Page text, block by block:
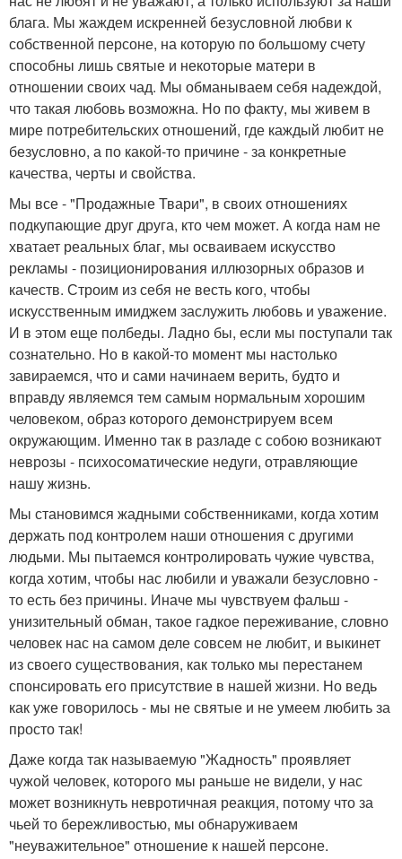
блага. Мы жаждем искренней безусловной любви к
собственной персоне, на которую по большому счету
способны лишь святые и некоторые матери в
отношении своих чад. Мы обманываем себя надеждой,
что такая любовь возможна. Но по факту, мы живем в
мире потребительских отношений, где каждый любит не
безусловно, а по какой-то причине - за конкретные
качества, черты и свойства.
Мы все - "Продажные Твари", в своих отношениях
подкупающие друг друга, кто чем может. А когда нам не
хватает реальных благ, мы осваиваем искусство
рекламы - позиционирования иллюзорных образов и
качеств. Строим из себя не весть кого, чтобы
искусственным имиджем заслужить любовь и уважение.
И в этом еще полбеды. Ладно бы, если мы поступали так
сознательно. Но в какой-то момент мы настолько
завираемся, что и сами начинаем верить, будто и
вправду являемся тем самым нормальным хорошим
человеком, образ которого демонстрируем всем
окружающим. Именно так в разладе с собою возникают
неврозы - психосоматические недуги, отравляющие
нашу жизнь.
Мы становимся жадными собственниками, когда хотим
держать под контролем наши отношения с другими
людьми. Мы пытаемся контролировать чужие чувства,
когда хотим, чтобы нас любили и уважали безусловно -
то есть без причины. Иначе мы чувствуем фальш -
унизительный обман, такое гадкое переживание, словно
человек нас на самом деле совсем не любит, и выкинет
из своего существования, как только мы перестанем
спонсировать его присутствие в нашей жизни. Но ведь
как уже говорилось - мы не святые и не умеем любить за
просто так!
Даже когда так называемую "Жадность" проявляет
чужой человек, которого мы раньше не видели, у нас
может возникнуть невротичная реакция, потому что за
чьей то бережливостью, мы обнаруживаем
"неуважительное" отношение к нашей персоне.